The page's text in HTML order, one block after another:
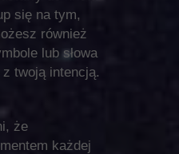
się na tym,
również
lub słowa
twoją intencją.
że
każdej